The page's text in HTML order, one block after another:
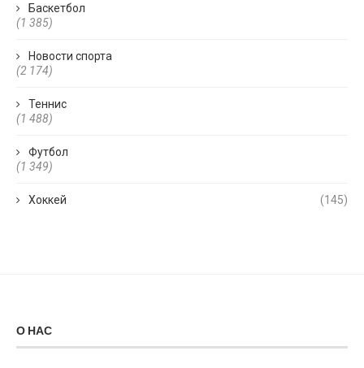
Баскетбол
(1 385)
Новости спорта
(2 174)
Теннис
(1 488)
Футбол
(1 349)
Хоккей (145)
О НАС